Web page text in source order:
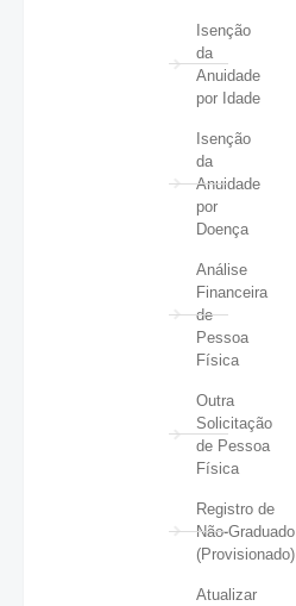
Isenção
da
Anuidade
por Idade
Isenção
da
Anuidade
por
Doença
Análise
Financeira
de
Pessoa
Física
Outra
Solicitação
de Pessoa
Física
Registro de
Não-Graduado
(Provisionado)
Atualizar